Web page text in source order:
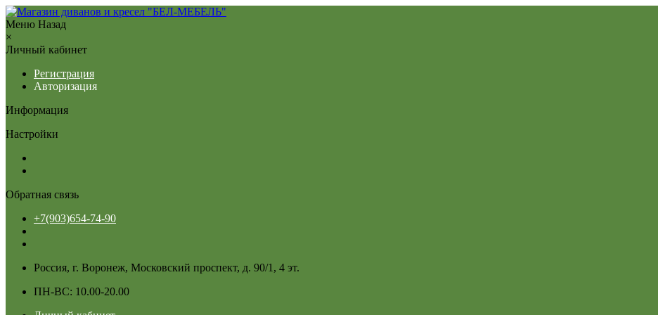
Меню Назад
×
Личный кабинет
Регистрация
Авторизация
Информация
Настройки
Обратная связь
+7(903)654-74-90
Россия, г. Воронеж, Московский проспект, д. 90/1, 4 эт.
ПН-ВС: 10.00-20.00